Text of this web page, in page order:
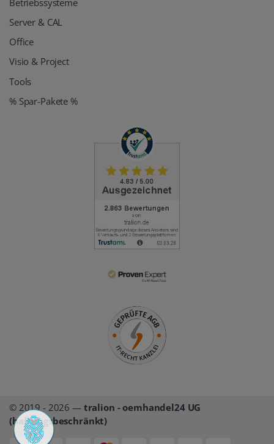
Server & CAL
Office
Visio & Project
Tools
% Spar-Pakete %
© 2019 - 2026 — tralion - oemhandel24 UG
(haftungsbeschränkt)